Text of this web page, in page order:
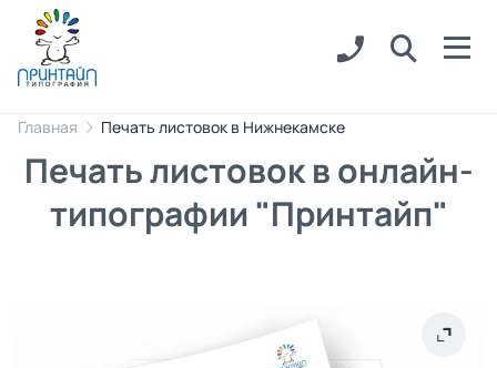
Главная Печать листовок в Нижнекамске
Печать листовок в онлайн-
типографии "Принтайп"